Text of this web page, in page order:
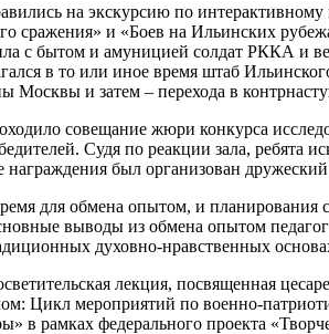
на экскурсию по
сражения» и «Боев на Ильинских
с бытом и амуницией солдат РККА и
в то или иное время штаб
Москвы и затем – перехода в
совещание жюри конкурса
Судя по реакции зала, ребята
был организован
для обмена опытом, и
выводы из обмена опытом
духовно-нравственных
лекция, посвященная
Цикл мероприятий по военно-
в рамках федерального проекта